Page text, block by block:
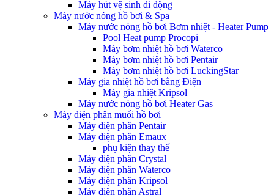
Máy hút vệ sinh di động
Máy nước nóng hồ bơi & Spa
Máy nước nóng hồ bơi Bơm nhiệt - Heater Pump
Pool Heat pump Procopi
Máy bơm nhiệt hồ bơi Waterco
Máy bơm nhiệt hồ bơi Pentair
Máy bơm nhiệt hồ bơi LuckingStar
Máy gia nhiệt hồ bơi bằng Điện
Máy gia nhiệt Kripsol
Máy nước nóng hồ bơi Heater Gas
Máy điện phân muối hồ bơi
Máy điện phân Pentair
Máy điện phân Emaux
phụ kiện thay thế
Máy điện phân Crystal
Máy điện phân Waterco
Máy điện phân Kripsol
Máy điện phân Astral